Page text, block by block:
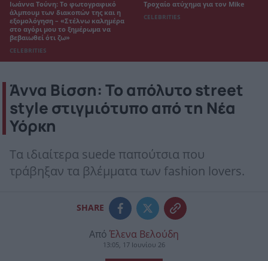
Ιωάννα Τούνη: Το φωτογραφικό
άλμπουμ των διακοπών της και η
εξομολόγηση – «Στέλνω καλημέρα
στο αγόρι μου το ξημέρωμα να
βεβαιωθεί ότι ζω»
CELEBRITIES
Τροχαίο ατύχημα για τον Mike
CELEBRITIES
Άννα Βίσση: Το απόλυτο street
style στιγμιότυπο από τη Νέα
Υόρκη
Τα ιδιαίτερα suede παπούτσια που
τράβηξαν τα βλέμματα των fashion lovers.
SHARE
Από Έλενα Βελούδη
13:05, 17 Ιουνίου 26